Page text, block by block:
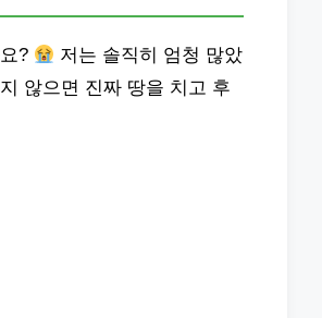
?
저는 솔직히 엄청 많았
않으면 진짜 땅을 치고 후